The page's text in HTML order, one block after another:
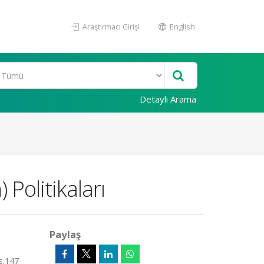
Araştırmacı Girişi English
Detaylı Arama
Politikaları
Paylaş